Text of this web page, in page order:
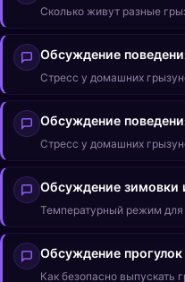
Сколько живут разные
Обсуждение
Стресс у домашних
Обсуждение
Стресс у домашних
Обсуждение зимовки
Температурный режим для
Обсуждение прогулок
Как безопасно выпускать